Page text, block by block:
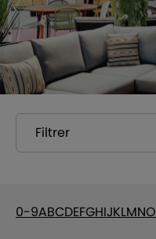
Filtrer
0-9ABCDEFGHIJKLMNO